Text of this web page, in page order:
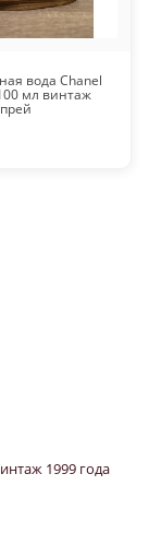
вода Chanel
мл винтаж
1999 года